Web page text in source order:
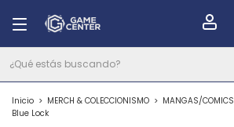
Inicio > MERCH & COLECCIONISMO > MANGAS/COMICS
Blue Lock